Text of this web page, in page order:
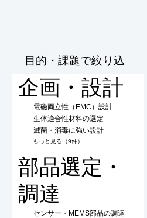
目的・課題で絞り込
む
企画・設計
電磁両立性（EMC）設計
生体適合性材料の選定
滅菌・消毒に強い設計
もっと見る（9件）
部品選定・
調達
センサー・MEMS部品の調達